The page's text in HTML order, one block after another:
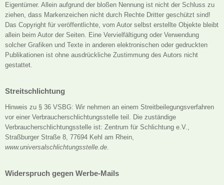
Eigentümer. Allein aufgrund der bloßen Nennung ist nicht der Schluss zu
ziehen, dass Markenzeichen nicht durch Rechte Dritter geschützt sind!
Das Copyright für veröffentlichte, vom Autor selbst erstellte Objekte bleibt
allein beim Autor der Seiten. Eine Vervielfältigung oder Verwendung
solcher Grafiken und Texte in anderen elektronischen oder gedruckten
Publikationen ist ohne ausdrückliche Zustimmung des Autors nicht
gestattet.
Streitschlichtung
Hinweis zu § 36 VSBG: Wir nehmen an einem Streitbeilegungsverfahren
vor einer Verbraucherschlichtungsstelle teil. Die zuständige
Verbraucherschlichtungsstelle ist: Zentrum für Schlichtung e.V.,
Straßburger Straße 8, 77694 Kehl am Rhein,
www.universalschlichtungsstelle.de.
Widerspruch gegen Werbe-Mails